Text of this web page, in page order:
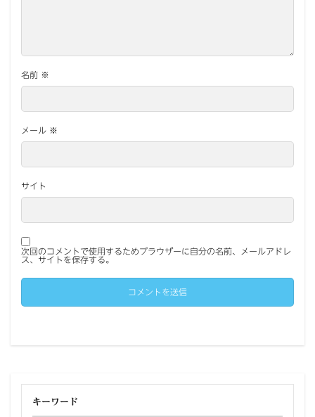
名前 ※
メール ※
サイト
次回のコメントで使用するためブラウザーに自分の名前、メールアドレ
ス、サイトを保存する。
キーワード